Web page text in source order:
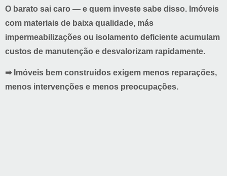
O barato sai caro — e quem investe sabe disso. Imóveis
com materiais de baixa qualidade, más
impermeabilizações ou isolamento deficiente acumulam
custos de manutenção e desvalorizam rapidamente.
➡ Imóveis bem construídos exigem menos reparações,
menos intervenções e menos preocupações.